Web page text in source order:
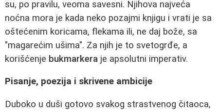
su, po pravilu, veoma savesni. Njihova najveća
noćna mora je kada neko pozajmi knjigu i vrati je sa
oštećenim koricama, flekama ili, ne daj bože, sa
"magarećim ušima". Za njih je to svetogrđe, a
korišćenje bukmarkera je apsolutni imperativ.
Pisanje, poezija i skrivene ambicije
Duboko u duši gotovo svakog strastvenog čitaoca,